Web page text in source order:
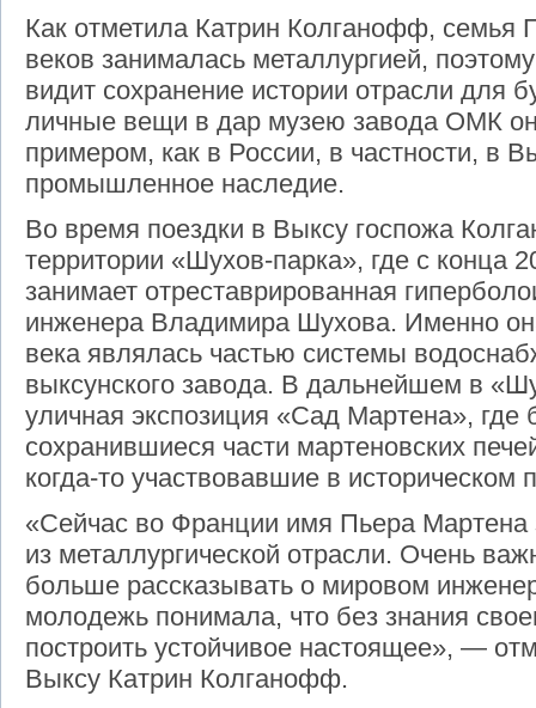
Как отметила Катрин Колганофф, семья
веков занималась металлургией,
видит сохранение истории отрасли для
личные вещи в дар музею завода ОМК
примером, как в России, в частности, в
промышленное наследие.
Во время поездки в Выксу госпожа
территории «Шухов-парка», где с конца
занимает отреставрированная
инженера Владимира Шухова. Именно
века являлась частью системы
выксунского завода. В дальнейшем в
уличная экспозиция «Сад Мартена», где
сохранившиеся части мартеновских
когда-то участвовавшие в историческом
«Сейчас во Франции имя Пьера Мартена
из металлургической отрасли. Очень
больше рассказывать о мировом
молодежь понимала, что без знания
построить устойчивое настоящее», —
Выксу Катрин Колганофф.